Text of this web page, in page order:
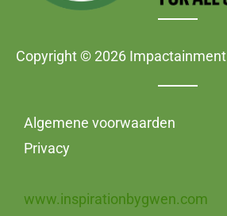
Copyright © 2026 Impactainment
Algemene voorwaarden
Privacy
www.inspirationbygwen.com